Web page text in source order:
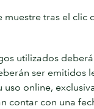
muestre tras el clic
utilizados
ser emitidos
uso online,
contar con una